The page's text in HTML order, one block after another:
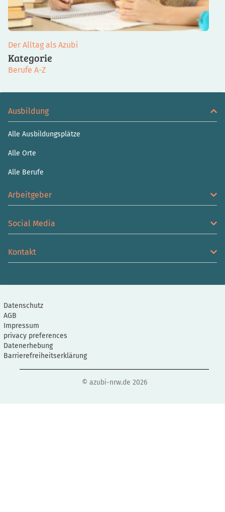
Der Alltag als Azubi
Kategorie
Berufe A-Z
Ausbildung
Alle Ausbildungsplätze
Alle Orte
Alle Berufe
Arbeitgeber
Social Media
Kontakt
Datenschutz
AGB
Impressum
privacy preferences
Datenerhebung
Barrierefreiheitserklärung
© azubi-nrw.de 2026